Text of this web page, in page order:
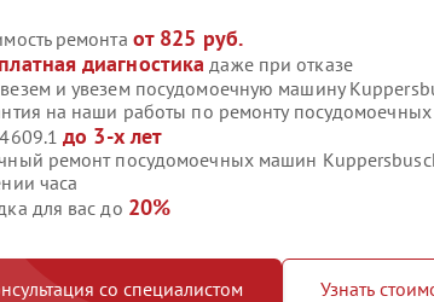
ремонта от 825 руб.
диагностика даже при отказе
и увезем посудомоечную машину
на наши работы по ремонту
до 3-х лет
ремонт посудомоечных машин
часа
для вас до 20%
со специалистом Узнать